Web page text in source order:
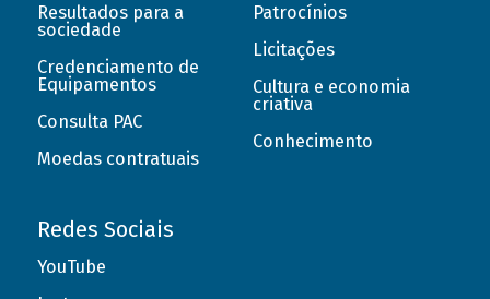
Resultados para a
sociedade
Credenciamento de
Equipamentos
Consulta PAC
Moedas contratuais
Patrocínios
Licitações
Cultura e economia
criativa
Conhecimento
Redes Sociais
YouTube